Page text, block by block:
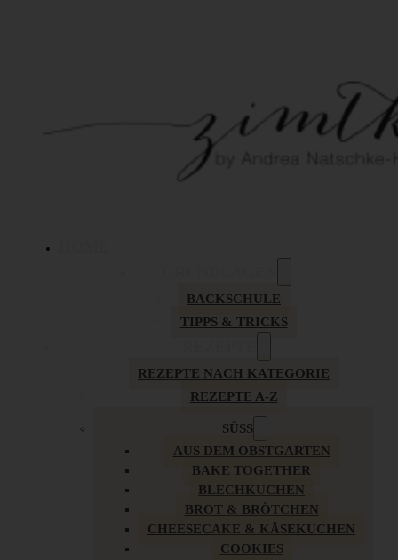
BACKSCHULE
TIPPS & TRICKS
REZEPTE NACH KATEGORIE
REZEPTE A-Z
SÜSS
AUS DEM OBSTGARTEN
BAKE TOGETHER
BLECHKUCHEN
BROT & BRÖTCHEN
CHEESECAKE & KÄSEKUCHEN
COOKIES